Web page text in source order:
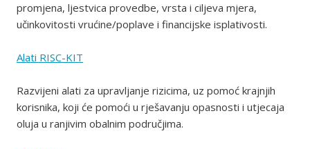
promjena, ljestvica provedbe, vrsta i ciljeva mjera,
učinkovitosti vrućine/poplave i financijske isplativosti.
Alati RISC-KIT
Razvijeni alati za upravljanje rizicima, uz pomoć krajnjih
korisnika, koji će pomoći u rješavanju opasnosti i utjecaja
oluja u ranjivim obalnim područjima.